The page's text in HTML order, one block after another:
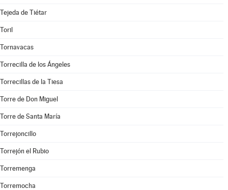
Tejeda de Tiétar
Toril
Tornavacas
Torrecilla de los Ángeles
Torrecillas de la Tiesa
Torre de Don Miguel
Torre de Santa María
Torrejoncillo
Torrejón el Rubio
Torremenga
Torremocha